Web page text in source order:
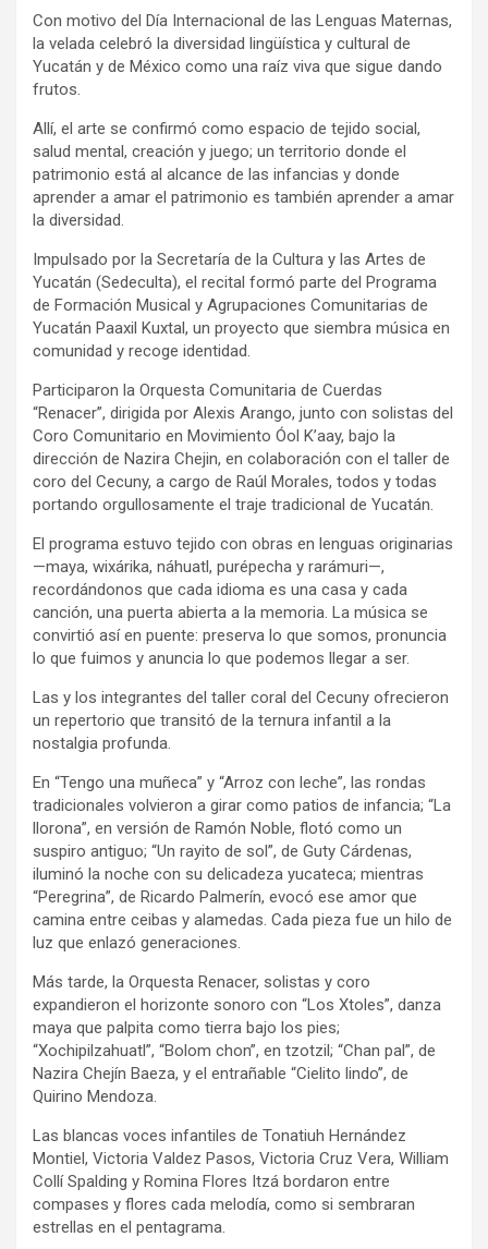
Con motivo del Día Internacional de las Lenguas Maternas,
la velada celebró la diversidad lingüística y cultural de
Yucatán y de México como una raíz viva que sigue dando
frutos.
Allí, el arte se confirmó como espacio de tejido social,
salud mental, creación y juego; un territorio donde el
patrimonio está al alcance de las infancias y donde
aprender a amar el patrimonio es también aprender a amar
la diversidad.
Impulsado por la Secretaría de la Cultura y las Artes de
Yucatán (Sedeculta), el recital formó parte del Programa
de Formación Musical y Agrupaciones Comunitarias de
Yucatán Paaxil Kuxtal, un proyecto que siembra música en
comunidad y recoge identidad.
Participaron la Orquesta Comunitaria de Cuerdas
“Renacer”, dirigida por Alexis Arango, junto con solistas del
Coro Comunitario en Movimiento Óol K’aay, bajo la
dirección de Nazira Chejin, en colaboración con el taller de
coro del Cecuny, a cargo de Raúl Morales, todos y todas
portando orgullosamente el traje tradicional de Yucatán.
El programa estuvo tejido con obras en lenguas originarias
—maya, wixárika, náhuatl, purépecha y rarámuri—,
recordándonos que cada idioma es una casa y cada
canción, una puerta abierta a la memoria. La música se
convirtió así en puente: preserva lo que somos, pronuncia
lo que fuimos y anuncia lo que podemos llegar a ser.
Las y los integrantes del taller coral del Cecuny ofrecieron
un repertorio que transitó de la ternura infantil a la
nostalgia profunda.
En “Tengo una muñeca” y “Arroz con leche”, las rondas
tradicionales volvieron a girar como patios de infancia; “La
llorona”, en versión de Ramón Noble, flotó como un
suspiro antiguo; “Un rayito de sol”, de Guty Cárdenas,
iluminó la noche con su delicadeza yucateca; mientras
“Peregrina”, de Ricardo Palmerín, evocó ese amor que
camina entre ceibas y alamedas. Cada pieza fue un hilo de
luz que enlazó generaciones.
Más tarde, la Orquesta Renacer, solistas y coro
expandieron el horizonte sonoro con “Los Xtoles”, danza
maya que palpita como tierra bajo los pies;
“Xochipilzahuatl”, “Bolom chon”, en tzotzil; “Chan pal”, de
Nazira Chejín Baeza, y el entrañable “Cielito lindo”, de
Quirino Mendoza.
Las blancas voces infantiles de Tonatiuh Hernández
Montiel, Victoria Valdez Pasos, Victoria Cruz Vera, William
Collí Spalding y Romina Flores Itzá bordaron entre
compases y flores cada melodía, como si sembraran
estrellas en el pentagrama.